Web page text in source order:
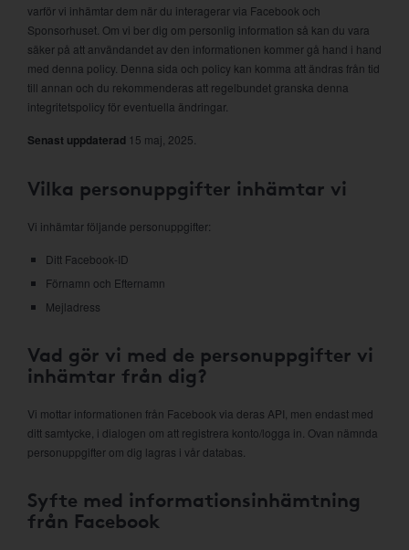
varför vi inhämtar dem när du interagerar via Facebook och
Sponsorhuset. Om vi ber dig om personlig information så kan du vara
säker på att användandet av den informationen kommer gå hand i hand
med denna policy. Denna sida och policy kan komma att ändras från tid
till annan och du rekommenderas att regelbundet granska denna
integritetspolicy för eventuella ändringar.
Senast uppdaterad 15 maj, 2025.
Vilka personuppgifter inhämtar vi
Vi inhämtar följande personuppgifter:
Ditt Facebook-ID
Förnamn och Efternamn
Mejladress
Vad gör vi med de personuppgifter vi
inhämtar från dig?
Vi mottar informationen från Facebook via deras API, men endast med
ditt samtycke, i dialogen om att registrera konto/logga in. Ovan nämnda
personuppgifter om dig lagras i vår databas.
Syfte med informationsinhämtning
från Facebook